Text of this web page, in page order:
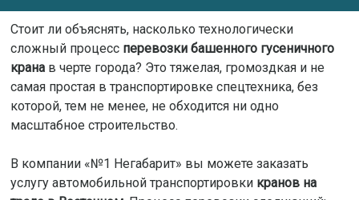
Стоит ли объяснять, насколько технологически
сложный процесс перевозки башенного гусеничного
кранав черте города? Это тяжелая, громоздкая и не
самая простая в транспортировке спецтехника, без
которой, тем не менее, не обходится ни одно
масштабное строительство.
В компании «№1 Негабарит» вы можете заказать
услугу автомобильной транспортировки кранов на